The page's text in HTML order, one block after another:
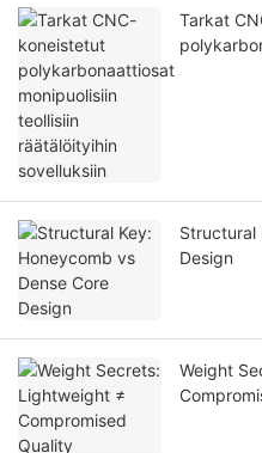
Tarkat
Structural
Design
Weight